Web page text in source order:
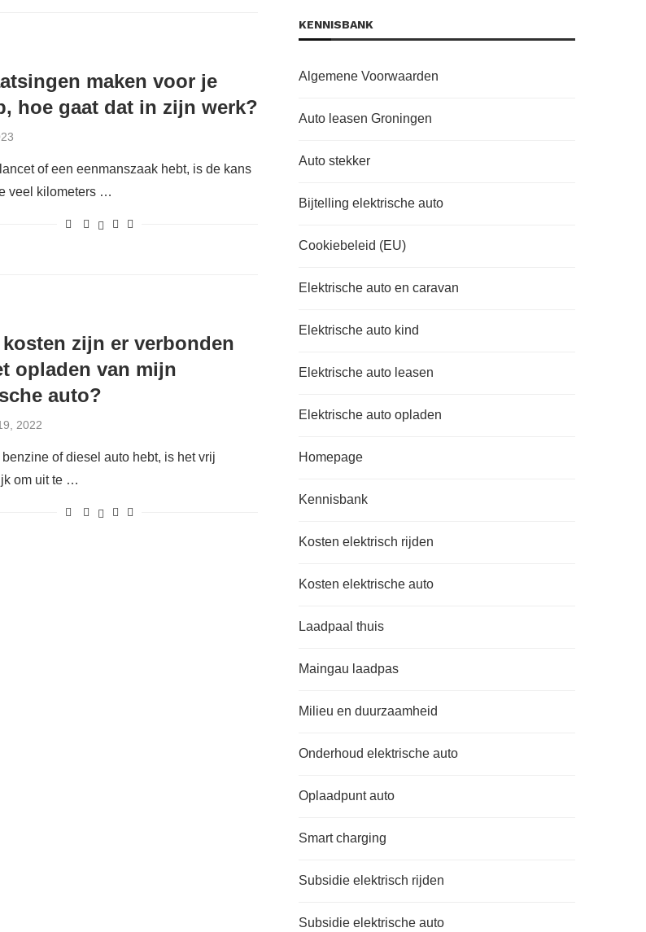
maken voor je
hoe gaat dat in zijn werk?
of een eenmanszaak hebt, is de kans
veel kilometers …
kosten zijn er verbonden
opladen van mijn
auto?
2022
of diesel auto hebt, is het vrij
om uit te …
KENNISBANK
Algemene Voorwaarden
Auto leasen Groningen
Auto stekker
Bijtelling elektrische auto
Cookiebeleid (EU)
Elektrische auto en caravan
Elektrische auto kind
Elektrische auto leasen
Elektrische auto opladen
Homepage
Kennisbank
Kosten elektrisch rijden
Kosten elektrische auto
Laadpaal thuis
Maingau laadpas
Milieu en duurzaamheid
Onderhoud elektrische auto
Oplaadpunt auto
Smart charging
Subsidie elektrisch rijden
Subsidie elektrische auto